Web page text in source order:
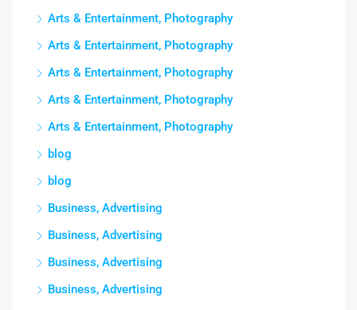
Arts & Entertainment, Photography
Arts & Entertainment, Photography
Arts & Entertainment, Photography
Arts & Entertainment, Photography
Arts & Entertainment, Photography
blog
blog
Business, Advertising
Business, Advertising
Business, Advertising
Business, Advertising